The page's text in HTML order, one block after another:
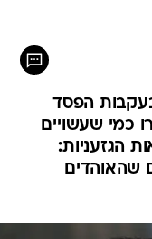
הפסד
כמי שעשויים
הגזעניות:
שהאוהדים